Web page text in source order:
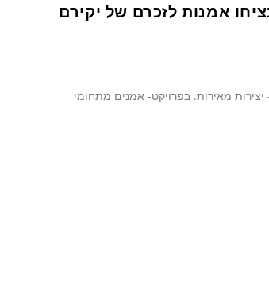
אמנות לזכרם של יקירם
מאירות. בפרויקט- אמנים מתחומי